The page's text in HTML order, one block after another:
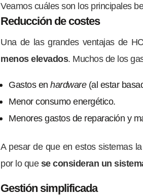
Veamos cuáles son los principales
Reducción de costes
Una de las grandes ventajas de
menos elevados. Muchos de los
Gastos enhardware(al estar
Menor consumo energético.
Menores gastos de reparación y
A pesar de que en estos sistemas
por lo quese consideran un
Gestión simplificada